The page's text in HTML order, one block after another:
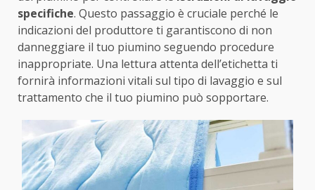
specifiche. Questo passaggio è cruciale perché le
indicazioni del produttore ti garantiscono di non
danneggiare il tuo piumino seguendo procedure
inappropriate. Una lettura attenta dell’etichetta ti
fornirà informazioni vitali sul tipo di lavaggio e sul
trattamento che il tuo piumino può sopportare.